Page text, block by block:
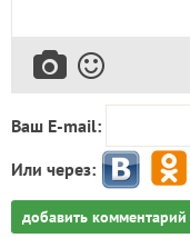
Ваш E-mail:
Или через:
добавить комментарий